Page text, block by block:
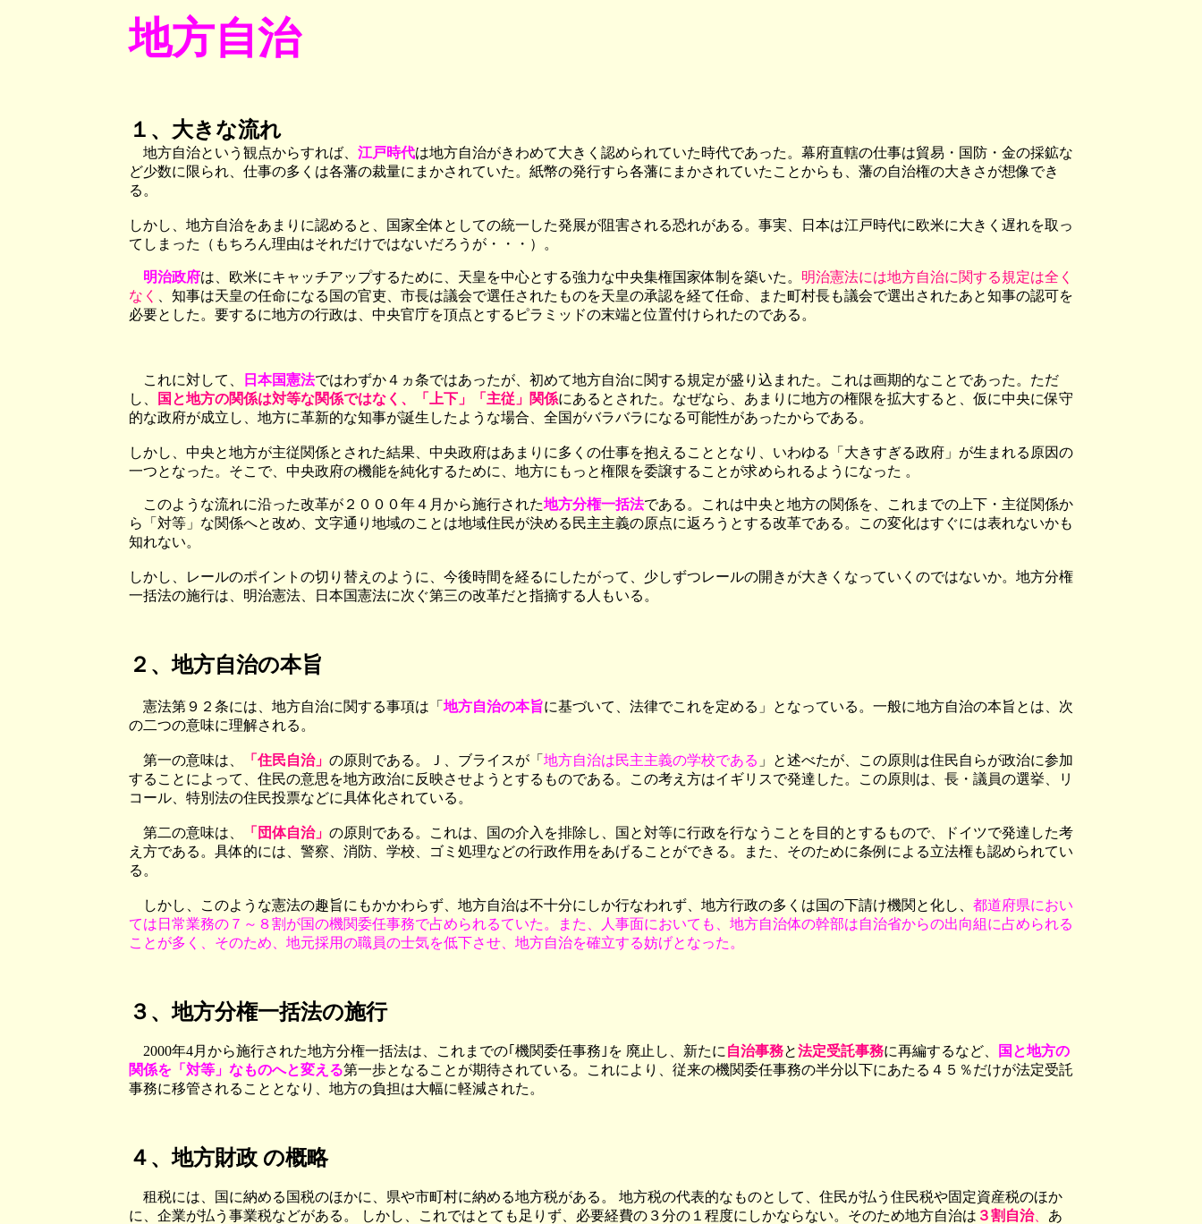
地方自治
１、大きな流れ
地方自治という観点からすれば、 江戸時代は地方自治がきわめて大きく認められていた時代であった。幕府直轄の仕事は貿易・国防・金の採鉱な
ど少数に限られ、仕事の多くは各藩の裁量にまかされていた。紙幣の発行すら各藩にまかされていたことからも、藩の自治権の大きさが想像でき
る。
しかし、地方自治をあまりに認めると、国家全体としての統一した発展が阻害される恐れがある。事実、日本は江戸時代に欧米に大きく遅れを取っ
てしまった（もちろん理由はそれだけではないだろうが・・・）。
明治政府は、欧米にキャッチアップするために、天皇を中心とする強力な中央集権国家体制を築いた。 明治憲法には地方自治に関する規定は全く
なく
、知事は天皇の任命になる国の官吏、市長は議会で選任されたものを天皇の承認を経て任命、また町村長も議会で選出されたあと知事の認可を
必要とした。要するに地方の行政は、中央官庁を頂点とするピラミッドの末端と位置付けられたのである。
これに対して、 日本国憲法ではわずか４ヵ条ではあったが、初めて地方自治に関する規定が盛り込まれた。これは画期的なことであった。ただ
し、
国と地方の関係は対等な関係ではなく、「上下」「主従」関係にあるとされた。なぜなら、あまりに地方の権限を拡大すると、仮に中央に保守
的な政府が成立し、地方に革新的な知事が誕生したような場合、全国がバラバラになる可能性があったからである。
しかし、中央と地方が主従関係とされた結果、中央政府はあまりに多くの仕事を抱えることとなり、いわゆる「大きすぎる政府」が生まれる原因の
一つとなった。そこで、中央政府の機能を純化するために、地方にもっと権限を委譲することが求められるようになった 。
このような流れに沿った改革が２０００年４月から施行された地方分権一括法である。これは中央と地方の関係を、これまでの上下・主従関係か
ら「対等」な関係へと改め、文字通り地域のことは地域住民が決める民主主義の原点に返ろうとする改革である。この変化はすぐには表れないかも
知れない。
しかし、レールのポイントの切り替えのように、今後時間を経るにしたがって、少しずつレールの開きが大きくなっていくのではないか。 地方分権
一括法の施行は、明治憲法、日本国憲法に次ぐ第三の改革だと指摘する人もいる。
２、地方自治の本旨
憲法第９２条には、地方自治に関する事項は「 地方自治の本旨に基づいて、法律でこれを定める」となっている。一般に地方自治の本旨とは、次
の二つの意味に理解される。
第一の意味は、 「住民自治」 の原則である。Ｊ、ブライスが「 地方自治は民主主義の学校である 」と述べたが、この原則は住民自らが政治に参加
することによって、住民の意思を地方政治に反映させようとするものである。この考え方はイギリスで発達した。この原則は、長・議員の選挙、リ
コール、特別法の住民投票などに具体化されている。
第二の意味は、 「団体自治」 の原則である。これは、国の介入を排除し、国と対等に行政を行なうことを目的とするもので、ドイツで発達した考
え方である。具体的には、警察、消防、学校、ゴミ処理などの行政作用をあげることができる。また、そのために条例による立法権も認められてい
る。
しかし、このような憲法の趣旨にもかかわらず、地方自治は不十分にしか行なわれず、地方行政の多くは国の下請け機関と化し、 都道府県におい
ては日常業務の７～８割が国の機関委任事務で占められるていた。また、人事面においても、地方自治体の幹部は自治省からの出向組に占められる
ことが多く、そのため、地元採用の職員の士気を低下させ、地方自治を確立する妨げとなった。
３、地方分権一括法の施行
2000年4月から施行された地方分権一括法は、これまでの｢機関委任事務｣を 廃止し、新たに 自治事務と法定受託事務に再編するなど、
国と地方の
関係を「対等」なものへと変える第一歩となることが期待されている。これにより、従来の機関委任事務の半分以下にあたる４５％だけが法定受託
事務に移管されることとなり、地方の負担は大幅に軽減された。
４ 、地方財政 の概略
租税には、国に納める国税のほかに、県や市町村に納める地方税がある。 地方税の代表的なものとして、住民が払う住民税や固定資産税のほか
に、企業が払う事業税などがある。 しかし、これではとても足りず、必要経費の３分の１程度にしかならない。そのため地方自治は ３割自治、 あ